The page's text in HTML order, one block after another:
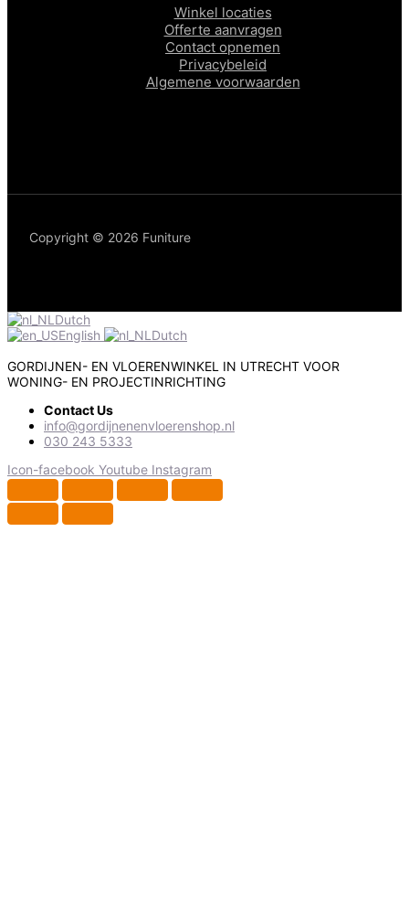
Winkel locaties
Offerte aanvragen
Contact opnemen
Privacybeleid
Algemene voorwaarden
Copyright © 2026 Funiture
Dutch
English
Dutch
GORDIJNEN- EN VLOERENWINKEL IN UTRECHT VOOR
WONING- EN PROJECTINRICHTING
Contact Us
info@gordijnenenvloerenshop.nl
030 243 5333
Icon-facebook Youtube Instagram